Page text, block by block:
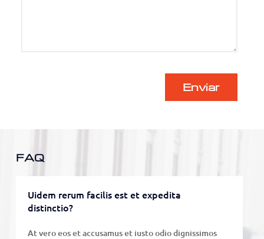
Enviar
FAQ
Uidem rerum facilis est et expedita
distinctio?
At vero eos et accusamus et iusto odio dignissimos